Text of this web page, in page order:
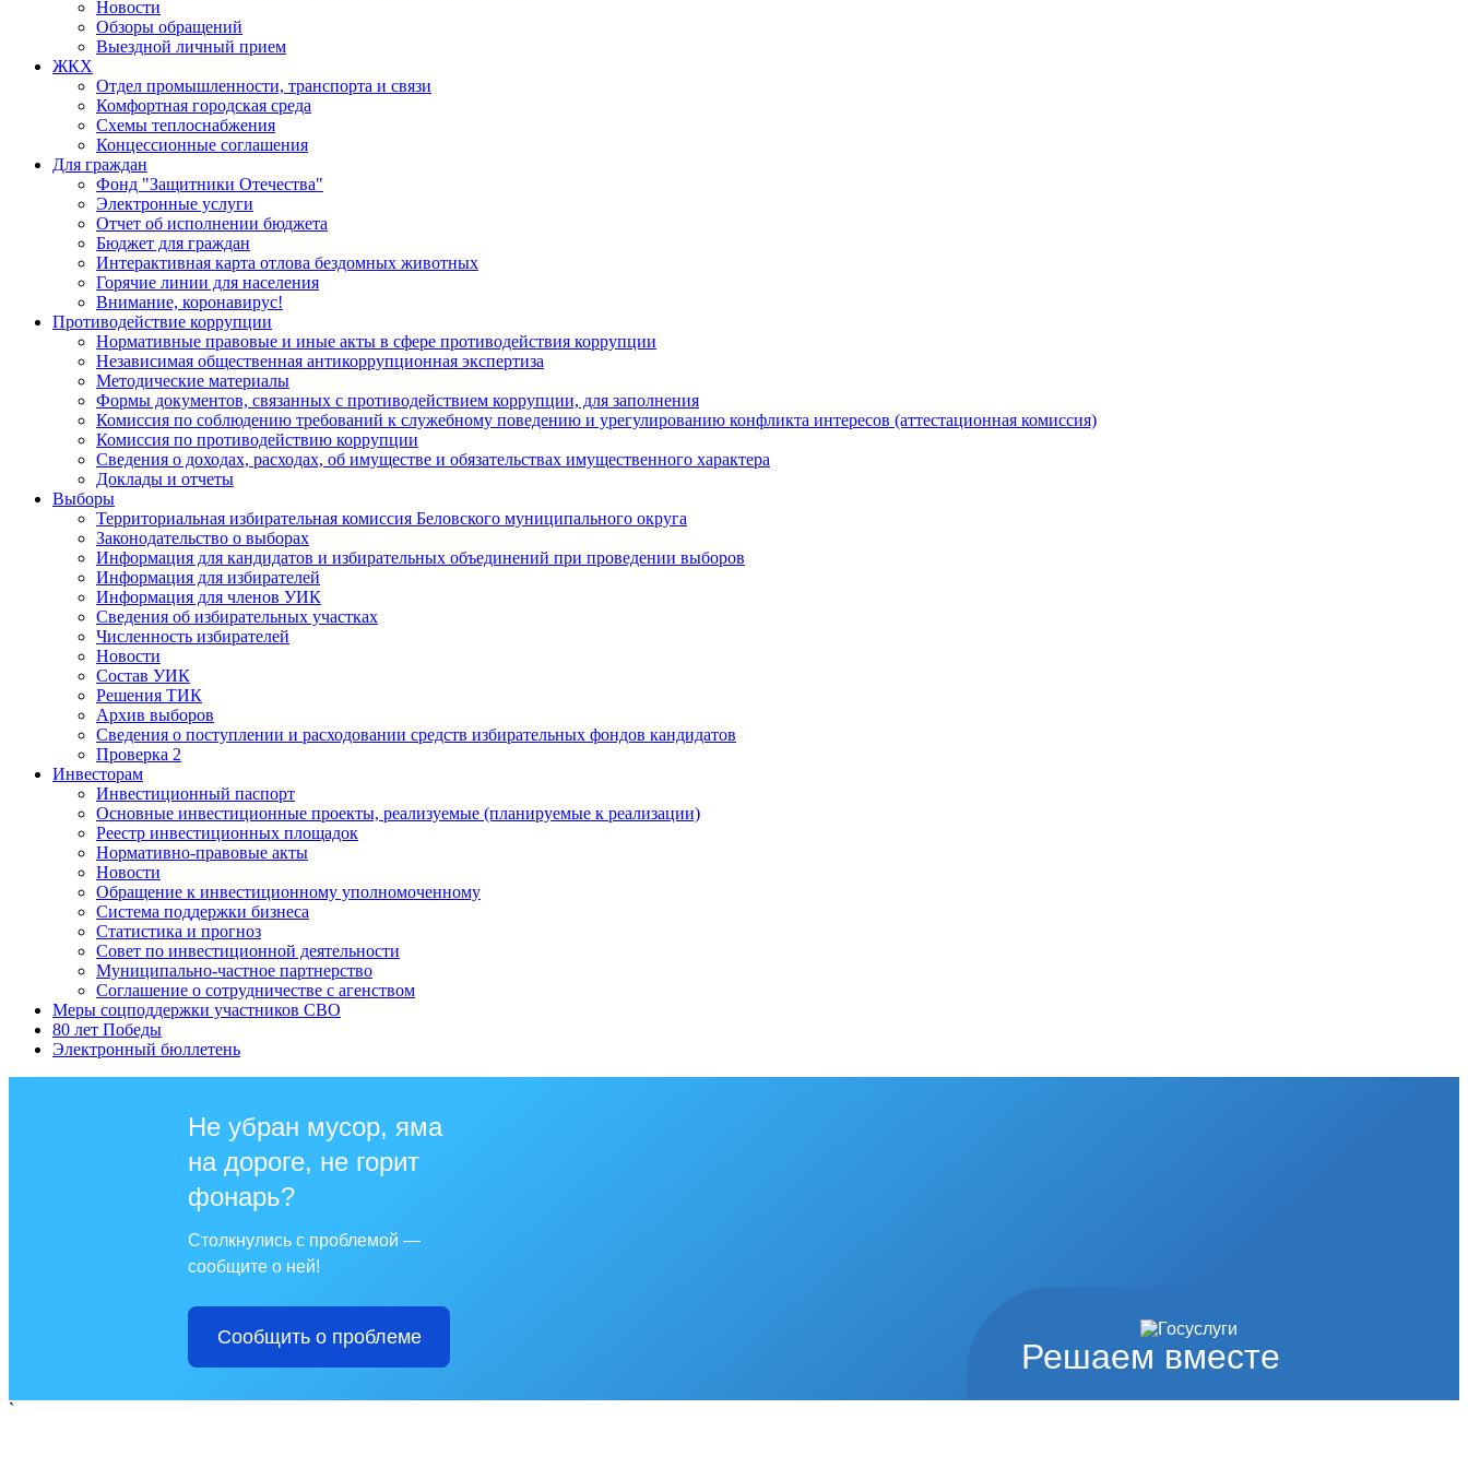
Новости
Обзоры обращений
Выездной личный прием
ЖКХ
Отдел промышленности, транспорта и связи
Комфортная городская среда
Схемы теплоснабжения
Концессионные соглашения
Для граждан
Фонд "Защитники Отечества"
Электронные услуги
Отчет об исполнении бюджета
Бюджет для граждан
Интерактивная карта отлова бездомных животных
Горячие линии для населения
Внимание, коронавирус!
Противодействие коррупции
Нормативные правовые и иные акты в сфере противодействия коррупции
Независимая общественная антикоррупционная экспертиза
Методические материалы
Формы документов, связанных с противодействием коррупции, для заполнения
Комиссия по соблюдению требований к служебному поведению и урегулированию конфликта интересов (аттестационная комиссия)
Комиссия по противодействию коррупции
Сведения о доходах, расходах, об имуществе и обязательствах имущественного характера
Доклады и отчеты
Выборы
Территориальная избирательная комиссия Беловского муниципального округа
Законодательство о выборах
Информация для кандидатов и избирательных объединений при проведении выборов
Информация для избирателей
Информация для членов УИК
Сведения об избирательных участках
Численность избирателей
Новости
Состав УИК
Решения ТИК
Архив выборов
Сведения о поступлении и расходовании средств избирательных фондов кандидатов
Проверка 2
Инвесторам
Инвестиционный паспорт
Основные инвестиционные проекты, реализуемые (планируемые к реализации)
Реестр инвестиционных площадок
Нормативно-правовые акты
Новости
Обращение к инвестиционному уполномоченному
Система поддержки бизнеса
Статистика и прогноз
Совет по инвестиционной деятельности
Муниципально-частное партнерство
Соглашение о сотрудничестве с агенством
Меры соцподдержки участников СВО
80 лет Победы
Электронный бюллетень
Решаем вместе
Не убран мусор, яма
на дороге, не горит
фонарь?
Столкнулись с проблемой —
сообщите о ней!
Сообщить о проблеме
`